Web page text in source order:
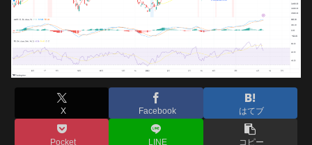
X Facebook はてブ
Pocket LINE コピー